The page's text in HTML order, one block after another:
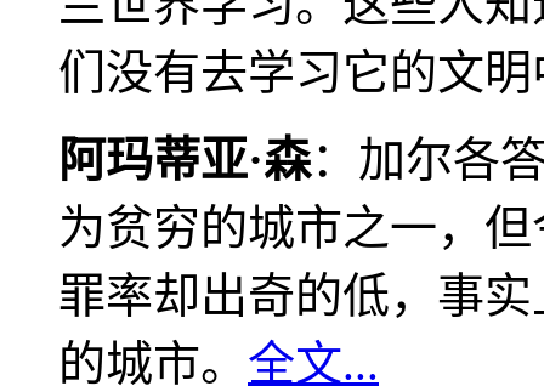
们没有去学习它的文
阿玛蒂亚·森：加尔各
为贫穷的城市之一，
罪率却出奇的低，事
的城市。 全文...